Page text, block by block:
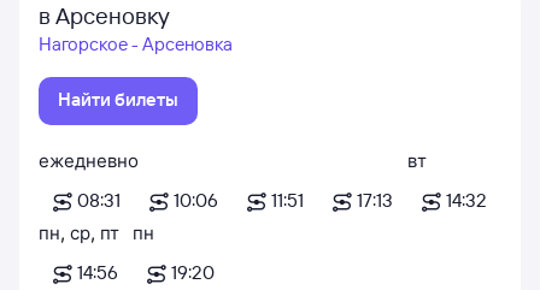
в Арсеновку
Нагорское - Арсеновка
Найти билеты
ежедневно
08:31
10:06 11:51 17:13
вт
14:32
пн, ср, пт
14:56
пн
19:20